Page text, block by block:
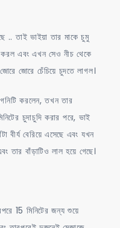
.. তাই ভাইয়া তার মাকে চুমু
এবং এখন সেও নীচ থেকে
জোরে চেঁচিয়ে চুদতে লাগল।
করলেন, তখন তার
চুদাচুদি করার পরে, ভাই
বীর্য বেরিয়ে এসেছে এবং যখন
তার বাঁড়াটিও লাল হয়ে গেছে।
15 মিনিটের জন্য শুয়ে